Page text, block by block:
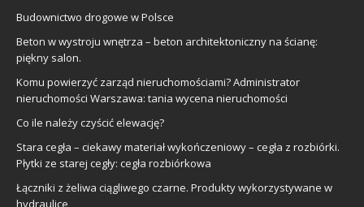
Budownictwo drogowe w Polsce
Beton w wystroju wnętrza – beton architektoniczny na ścianę:
piękny salon.
Komu powierzyć zarząd nieruchomościami? Administrator
nieruchomości Warszawa: tania wycena nieruchomości
Co ile należy czyścić elewację?
Stara cegła – ciekawy materiał wykończeniowy – cegła z rozbiórki.
Płytki ze starej cegły: cegła rozbiórkowa
Łączniki z żeliwa ciągliwego czarne. Produkty wykorzystywane w